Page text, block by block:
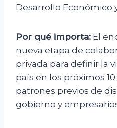
Desarrollo Económico
Por qué importa: El
nueva etapa de
privada para definir la
país en los próximos
patrones previos de
gobierno y